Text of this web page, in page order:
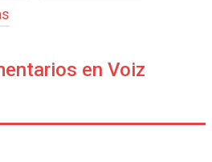
en Voiz